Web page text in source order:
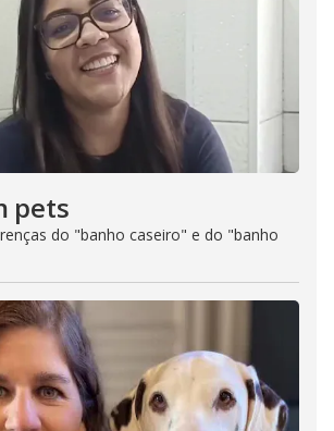
pets
do "banho caseiro" e do "banho